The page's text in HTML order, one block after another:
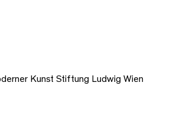
Kunst Stiftung Ludwig Wien